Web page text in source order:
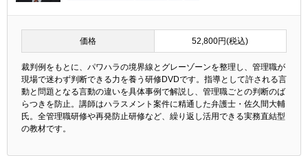
社の基準に基づいて個人情報の適切な管理を行ってい
開示契約を締結することにより必要な個人情報の安全
性を確保します。
開示対象個人情報の開示等および問い合わせ窓口につ
いて
ご本人からの求めにより、弊社が保有する開示対象個
人情報の利用目的の通知・開示・内容の訂正・追加ま
価格 52,800円(税込)
裁判例をもとに、パワハラの境界線とグレーゾーンを整理し、管理職が
現場で迷わず判断できる力を養う研修DVDです。指導として許される言
動と問題となる言動の違いを具体事例で解説し、管理職ごとの判断のば
らつきを防止。講師はハラスメント案件に精通した弁護士・佐久間大輔
氏。全管理職研修や再発防止研修など、繰り返し活用できる実務直結型
の教材です。